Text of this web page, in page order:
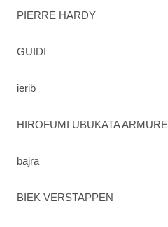
PIERRE HARDY
GUIDI
ierib
HIROFUMI UBUKATA ARMURE
bajra
BIEK VERSTAPPEN